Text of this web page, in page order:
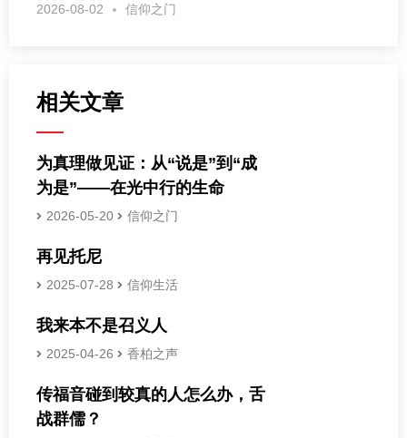
2026-08-02 信仰之门
相关文章
为真理做见证：从“说是”到“成
为是”——在光中行的生命
2026-05-20 信仰之门
再见托尼
2025-07-28 信仰生活
我来本不是召义人
2025-04-26 香柏之声
传福音碰到较真的人怎么办，舌
战群儒？